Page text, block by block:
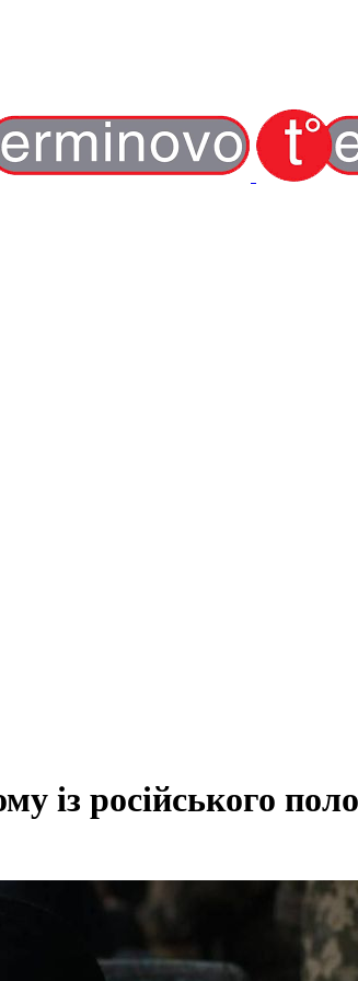
із російського